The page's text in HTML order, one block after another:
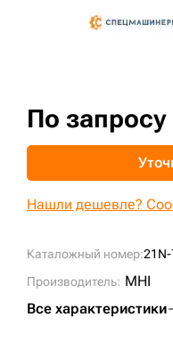
Каталожный номер:
Производитель: MHI
Все характеристики
По запросу
Нашли дешевле?
sksale@skdst.ru